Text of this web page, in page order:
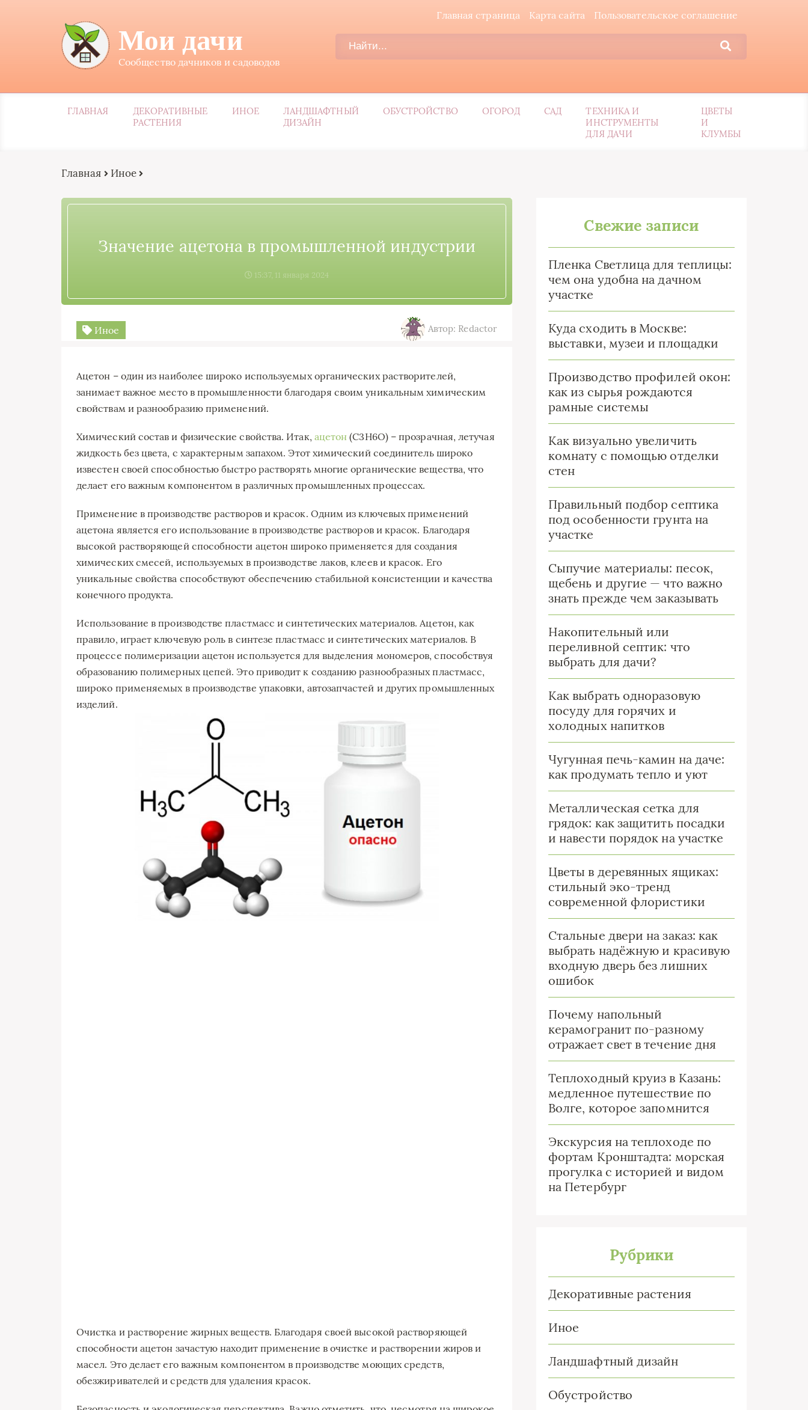
Главная страница Карта сайта Пользовательское соглашение
Мои дачи
Сообщество дачников и садоводов
ГЛАВНАЯ
ДЕКОРАТИВНЫЕ
РАСТЕНИЯ
ИНОЕ
ЛАНДШАФТНЫЙ
ДИЗАЙН
ОБУСТРОЙСТВО ОГОРОД САД
ТЕХНИКА И
ИНСТРУМЕНТЫ
ДЛЯ ДАЧИ
ЦВЕТЫ
И
КЛУМБЫ
Главная Иное
Значение ацетона в промышленной индустрии
15:37, 11 января 2024
Иное Автор: Redactor
Ацетон – один из наиболее широко используемых органических растворителей,
занимает важное место в промышленности благодаря своим уникальным химическим
свойствам и разнообразию применений.
Химический состав и физические свойства. Итак, ацетон (C3H6O) – прозрачная, летучая
жидкость без цвета, с характерным запахом. Этот химический соединитель широко
известен своей способностью быстро растворять многие органические вещества, что
делает его важным компонентом в различных промышленных процессах.
Применение в производстве растворов и красок. Одним из ключевых применений
ацетона является его использование в производстве растворов и красок. Благодаря
высокой растворяющей способности ацетон широко применяется для создания
химических смесей, используемых в производстве лаков, клеев и красок. Его
уникальные свойства способствуют обеспечению стабильной консистенции и качества
конечного продукта.
Использование в производстве пластмасс и синтетических материалов. Ацетон, как
правило, играет ключевую роль в синтезе пластмасс и синтетических материалов. В
процессе полимеризации ацетон используется для выделения мономеров, способствуя
образованию полимерных цепей. Это приводит к созданию разнообразных пластмасс,
широко применяемых в производстве упаковки, автозапчастей и других промышленных
изделий.
Очистка и растворение жирных веществ. Благодаря своей высокой растворяющей
способности ацетон зачастую находит применение в очистке и растворении жиров и
масел. Это делает его важным компонентом в производстве моющих средств,
обезжиривателей и средств для удаления красок.
Свежие записи
Пленка Светлица для теплицы:
чем она удобна на дачном
участке
Куда сходить в Москве:
выставки, музеи и площадки
Производство профилей окон:
как из сырья рождаются
рамные системы
Как визуально увеличить
комнату с помощью отделки
стен
Правильный подбор септика
под особенности грунта на
участке
Сыпучие материалы: песок,
щебень и другие — что важно
знать прежде чем заказывать
Накопительный или
переливной септик: что
выбрать для дачи?
Как выбрать одноразовую
посуду для горячих и
холодных напитков
Чугунная печь-камин на даче:
как продумать тепло и уют
Металлическая сетка для
грядок: как защитить посадки
и навести порядок на участке
Цветы в деревянных ящиках:
стильный эко-тренд
современной флористики
Стальные двери на заказ: как
выбрать надёжную и красивую
входную дверь без лишних
ошибок
Почему напольный
керамогранит по-разному
отражает свет в течение дня
Теплоходный круиз в Казань:
медленное путешествие по
Волге, которое запомнится
Экскурсия на теплоходе по
фортам Кронштадта: морская
прогулка с историей и видом
на Петербург
Рубрики
Декоративные растения
Иное
Ландшафтный дизайн
Обустройство